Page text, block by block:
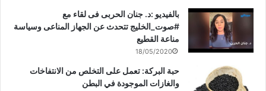
بالفيديو :د. جنان الحربى فى لقاء مع
#صوت_الخليج تتحدث عن الجهاز المناعى وسياسة
مناعة القطيع
18/05/2020
حبة البركة: تعمل على التخلص من الانتفاخات
والغازات الموجودة في البطن